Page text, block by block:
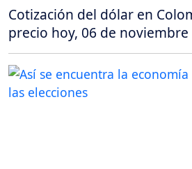
Cotización del dólar en
precio hoy, 06 de noviembre